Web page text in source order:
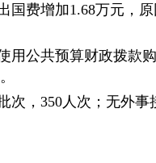
国费增加1.68万元，
用公共预算财政拨款
次，350人次；无外事